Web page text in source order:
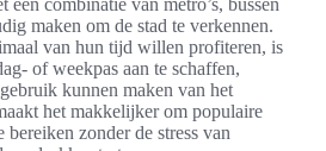
een combinatie van metro’s, bussen
maken om de stad te verkennen.
van hun tijd willen profiteren, is
of weekpas aan te schaffen,
kunnen maken van het
het makkelijker om populaire
bereiken zonder de stress van